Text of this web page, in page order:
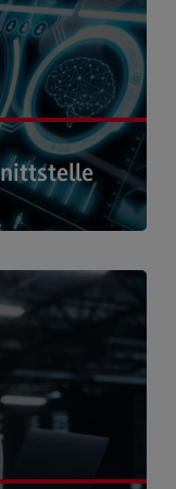
Schwerpunkt ›